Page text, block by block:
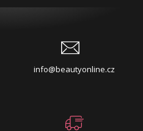
info@beautyonline.cz